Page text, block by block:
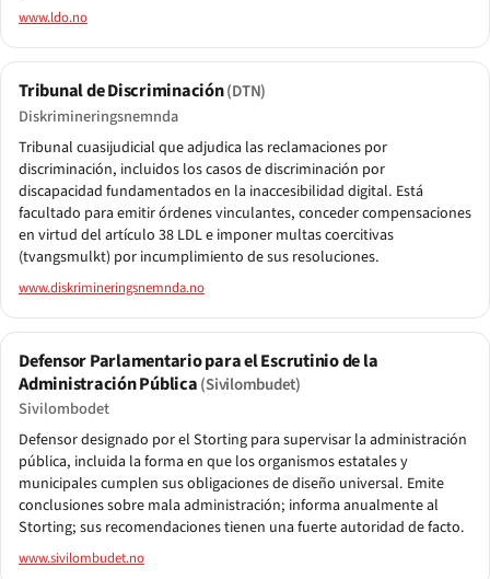
www.ldo.no
Tribunal de Discriminación(DTN)
Diskrimineringsnemnda
Tribunal cuasijudicial que adjudica las reclamaciones por
discriminación, incluidos los casos de discriminación por
discapacidad fundamentados en la inaccesibilidad digital. Está
facultado para emitir órdenes vinculantes, conceder compensaciones
en virtud del artículo 38 LDL e imponer multas coercitivas
(tvangsmulkt) por incumplimiento de sus resoluciones.
www.diskrimineringsnemnda.no
Defensor Parlamentario para el Escrutinio de la
Administración Pública(Sivilombudet)
Sivilombodet
Defensor designado por el Storting para supervisar la administración
pública, incluida la forma en que los organismos estatales y
municipales cumplen sus obligaciones de diseño universal. Emite
conclusiones sobre mala administración; informa anualmente al
Storting; sus recomendaciones tienen una fuerte autoridad de facto.
www.sivilombudet.no